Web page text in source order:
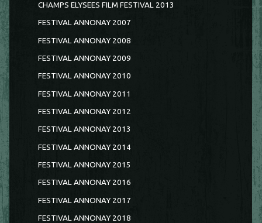
CHAMPS ELYSEES FILM FESTIVAL 2013
FESTIVAL ANNONAY 2007
FESTIVAL ANNONAY 2008
FESTIVAL ANNONAY 2009
FESTIVAL ANNONAY 2010
FESTIVAL ANNONAY 2011
FESTIVAL ANNONAY 2012
FESTIVAL ANNONAY 2013
FESTIVAL ANNONAY 2014
FESTIVAL ANNONAY 2015
FESTIVAL ANNONAY 2016
FESTIVAL ANNONAY 2017
FESTIVAL ANNONAY 2018